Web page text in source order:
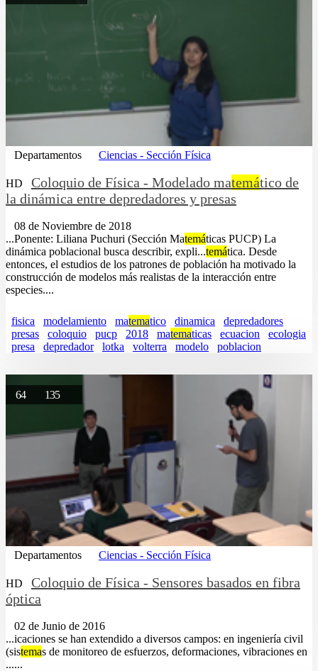
Departamentos Ciencias - Sección Física
HD Coloquio de Física - Modelado matemático de
la dinámica entre depredadores y presas
08 de Noviembre de 2018
...Ponente: Liliana Puchuri (Sección Matemáticas PUCP) La
dinámica poblacional busca describir, expli...temática. Desde
entonces, el estudios de los patrones de población ha motivado la
construcción de modelos más realistas de la interacción entre
especies....
fisica modelamiento matematico dinamica
depredadores
presas
coloquio pucp 2018 matematicas ecuacion
ecologia
presa
depredador lotka volterra modelo poblacion
64 135
Departamentos Ciencias - Sección Física
HD
Coloquio de Física - Sensores basados en fibra
óptica
02 de Junio de 2016
...icaciones se han extendido a diversos campos: en ingeniería civil
(sistemas de monitoreo de esfuerzos, deformaciones, vibraciones en
......